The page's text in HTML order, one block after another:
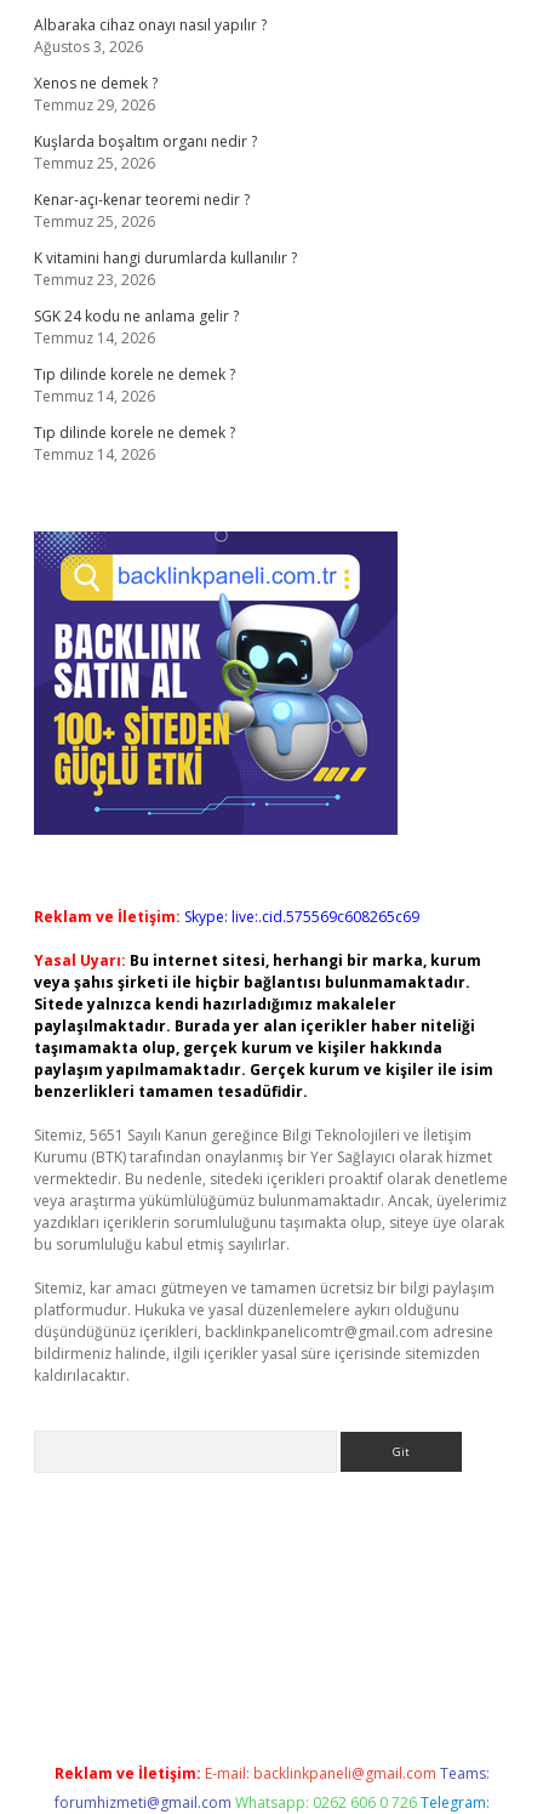
Albaraka cihaz onayı nasıl yapılır ?
Ağustos 3, 2026
Xenos ne demek ?
Temmuz 29, 2026
Kuşlarda boşaltım organı nedir ?
Temmuz 25, 2026
Kenar-açı-kenar teoremi nedir ?
Temmuz 25, 2026
K vitamini hangi durumlarda kullanılır ?
Temmuz 23, 2026
SGK 24 kodu ne anlama gelir ?
Temmuz 14, 2026
Tıp dilinde korele ne demek ?
Temmuz 14, 2026
Tıp dilinde korele ne demek ?
Temmuz 14, 2026
Reklam ve İletişim: Skype: live:.cid.575569c608265c69
Yasal Uyarı: Bu internet sitesi, herhangi bir marka, kurum
veya şahıs şirketi ile hiçbir bağlantısı bulunmamaktadır.
Sitede yalnızca kendi hazırladığımız makaleler
paylaşılmaktadır. Burada yer alan içerikler haber niteliği
taşımamakta olup, gerçek kurum ve kişiler hakkında
paylaşım yapılmamaktadır. Gerçek kurum ve kişiler ile isim
benzerlikleri tamamen tesadüfidir.
Sitemiz, 5651 Sayılı Kanun gereğince Bilgi Teknolojileri ve İletişim
Kurumu (BTK) tarafından onaylanmış bir Yer Sağlayıcı olarak hizmet
vermektedir. Bu nedenle, sitedeki içerikleri proaktif olarak denetleme
veya araştırma yükümlülüğümüz bulunmamaktadır. Ancak, üyelerimiz
yazdıkları içeriklerin sorumluluğunu taşımakta olup, siteye üye olarak
bu sorumluluğu kabul etmiş sayılırlar.
Sitemiz, kar amacı gütmeyen ve tamamen ücretsiz bir bilgi paylaşım
platformudur. Hukuka ve yasal düzenlemelere aykırı olduğunu
düşündüğünüz içerikleri, backlinkpanelicomtr@gmail.com adresine
bildirmeniz halinde, ilgili içerikler yasal süre içerisinde sitemizden
kaldırılacaktır.
Reklam ve İletişim: E-mail: backlinkpaneli@gmail.com Teams:
forumhizmeti@gmail.com Whatsapp: 0262 606 0 726 Telegram: